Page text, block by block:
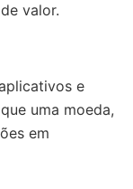
valor.
e
uma moeda,
em